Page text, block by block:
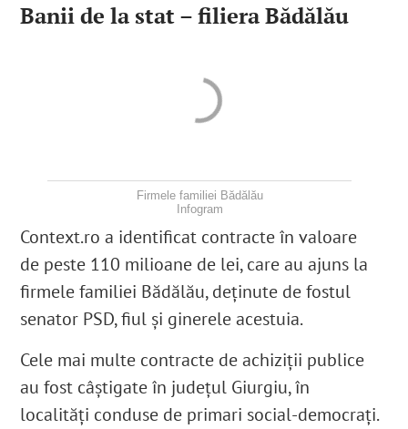
Banii de la stat – filiera Bădălău
Firmele familiei Bădălău
Infogram
Context.ro a identificat contracte în valoare
de peste 110 milioane de lei, care au ajuns la
firmele familiei Bădălău, deținute de fostul
senator PSD, fiul și ginerele acestuia.
Cele mai multe contracte de achiziții publice
au fost câștigate în județul Giurgiu, în
localități conduse de primari social-democrați.